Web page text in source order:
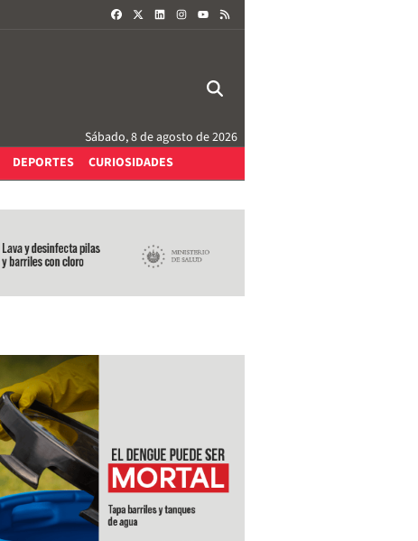
FACEBOOKLINKEDININSTAGRAM
Sábado, 8 de agosto de 2026
DEPORTES CURIOSIDADES